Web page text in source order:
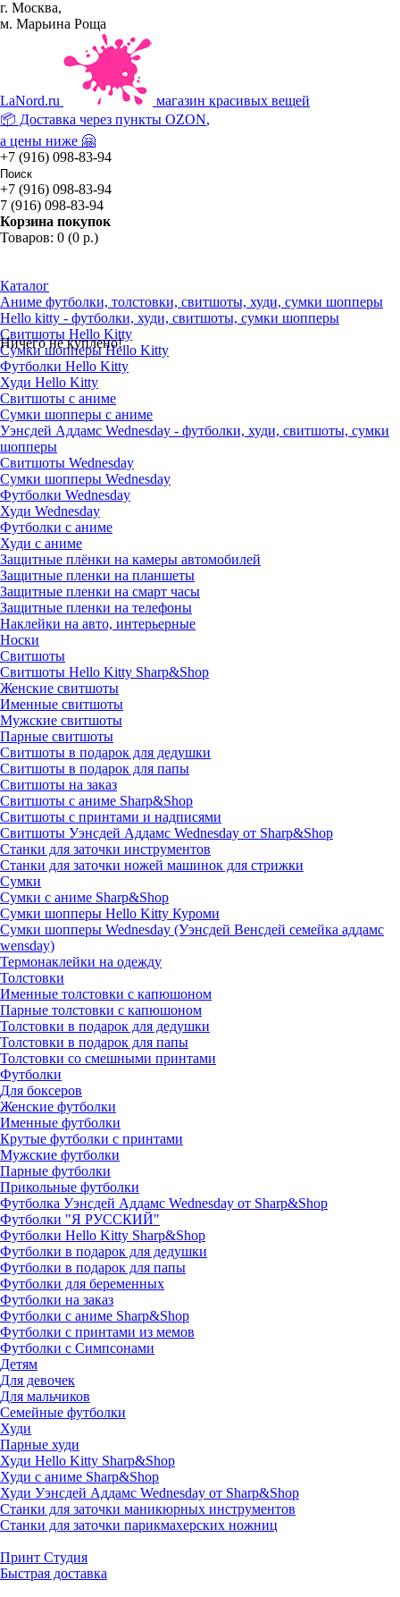
г. Москва,
м. Марьина Роща
LaNord.ru
магазин красивых вещей
📦 Доставка через пункты OZON,
а цены ниже 🤗
+7 (916) 098-83-94
+7 (916) 098-83-94
7 (916) 098-83-94
Корзина покупок
Товаров: 0 (0 р.)
Ничего не куплено!
Каталог
Аниме футболки, толстовки, свитшоты, худи, сумки шопперы
Hello kitty - футболки, худи, свитшоты, сумки шопперы
Свитшоты Hello Kitty
Сумки шопперы Hello Kitty
Футболки Hello Kitty
Худи Hello Kitty
Свитшоты с аниме
Сумки шопперы с аниме
Уэнсдей Аддамс Wednesday - футболки, худи, свитшоты, сумки
шопперы
Свитшоты Wednesday
Сумки шопперы Wednesday
Футболки Wednesday
Худи Wednesday
Футболки с аниме
Худи с аниме
Защитные плёнки на камеры автомобилей
Защитные пленки на планшеты
Защитные пленки на смарт часы
Защитные пленки на телефоны
Наклейки на авто, интерьерные
Носки
Свитшоты
Cвитшоты Hello Kitty Sharp&Shop
Женские свитшоты
Именные свитшоты
Мужские свитшоты
Парные свитшоты
Свитшоты в подарок для дедушки
Свитшоты в подарок для папы
Свитшоты на заказ
Свитшоты с аниме Sharp&Shop
Свитшоты с принтами и надписями
Свитшоты Уэнсдей Аддамс Wednesday от Sharp&Shop
Станки для заточки инструментов
Станки для заточки ножей машинок для стрижки
Сумки
Сумки с аниме Sharp&Shop
Сумки шопперы Hello Kitty Куроми
Сумки шопперы Wednesday (Уэнсдей Венсдей семейка аддамс
wensday)
Термонаклейки на одежду
Толстовки
Именные толстовки с капюшоном
Парные толстовки с капюшоном
Толстовки в подарок для дедушки
Толстовки в подарок для папы
Толстовки со смешными принтами
Футболки
Для боксеров
Женские футболки
Именные футболки
Крутые футболки с принтами
Мужские футболки
Парные футболки
Прикольные футболки
Футболка Уэнсдей Аддамс Wednesday от Sharp&Shop
Футболки "Я РУССКИЙ"
Футболки Hello Kitty Sharp&Shop
Футболки в подарок для дедушки
Футболки в подарок для папы
Футболки для беременных
Футболки на заказ
Футболки с аниме Sharp&Shop
Футболки с принтами из мемов
Футболки с Симпсонами
Детям
Для девочек
Для мальчиков
Семейные футболки
Худи
Парные худи
Худи Hello Kitty Sharp&Shop
Худи с аниме Sharp&Shop
Худи Уэнсдей Аддамс Wednesday от Sharp&Shop
Станки для заточки маникюрных инструментов
Станки для заточки парикмахерских ножниц
Принт Студия
Быстрая доставка